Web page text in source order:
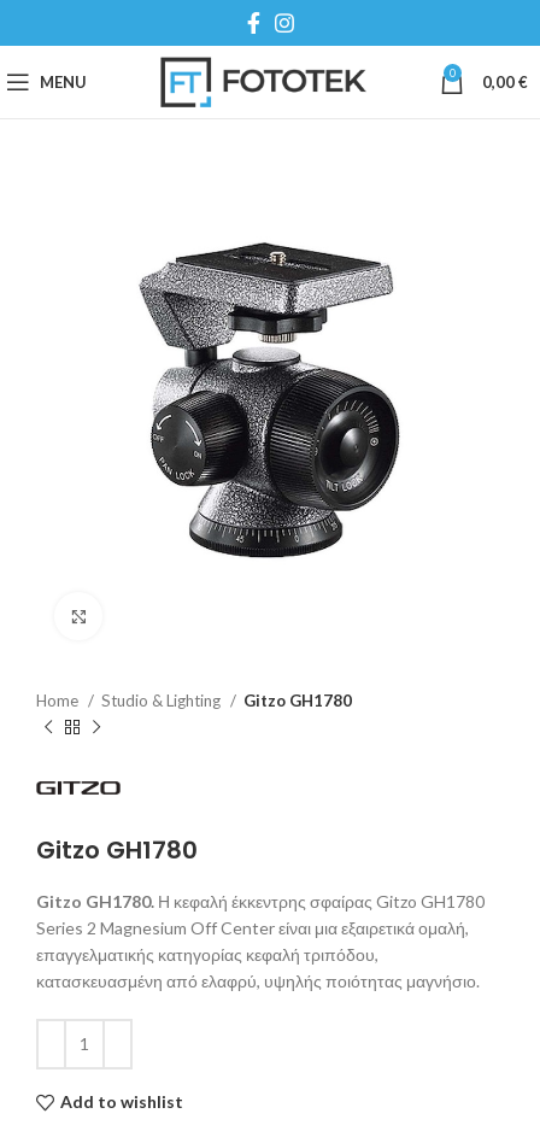
MENU 0 0,00€
Home Studio & Lighting Gitzo GH1780
Gitzo GH1780
Gitzo GH1780. Η κεφαλή έκκεντρης σφαίρας Gitzo GH1780
Series 2 Magnesium Off Center είναι μια εξαιρετικά ομαλή,
επαγγελματικής κατηγορίας κεφαλή τριπόδου,
κατασκευασμένη από ελαφρύ, υψηλής ποιότητας μαγνήσιο.
Add to wishlist